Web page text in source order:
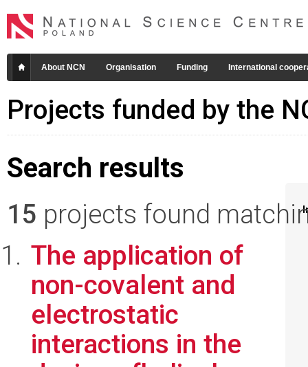
About NCN Organisation Funding International
Projects funded by the
Search results
15 projects found
The application of
non-covalent and
electrostatic
interactions in the